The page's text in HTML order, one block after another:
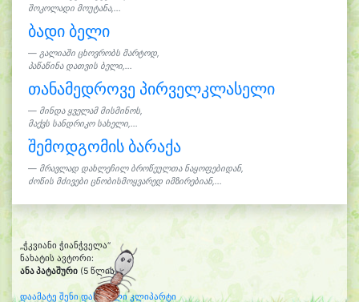
შოკოლადი მოუტანა,...
ბადი ბელი
გალიაში ცხოვრობს მარტოდ,
პაწაწინა დათვის ბელი,...
თანამედროვე პირველკლასელი
მინდა ყველამ მისმინოს,
მაქვს სანდრიკო სახელი,...
შემოდგომის ბარაქა
მრავლად დახლეჩილ ბროწეულთა ნაყოფებიდან,
ძოწის მძივები ცნობისმოყვარედ იმზირებიან,...
„ჭკვიანი ჭიანჭველა“
ნახატის ავტორი:
ანა პატაშური (5 წლის)
დაამატე შენი დახატული კლიპარტი